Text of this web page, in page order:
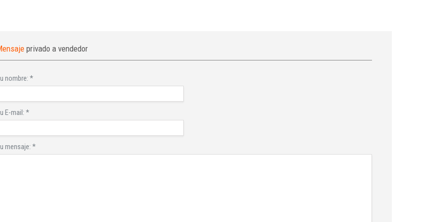
privado a vendedor
nombre: *
E-mail: *
mensaje: *